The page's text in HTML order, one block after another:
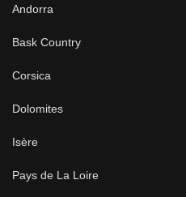
Andorra
Bask Country
Corsica
Dolomites
Isère
Pays de La Loire